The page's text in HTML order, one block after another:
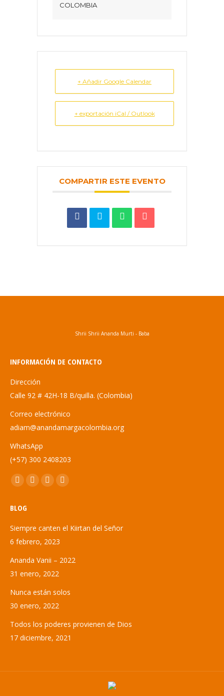
COLOMBIA
+ Añadir Google Calendar
+ exportación iCal / Outlook
COMPARTIR ESTE EVENTO
Shrii Shrii Ananda Murti - Baba
INFORMACIÓN DE CONTACTO
Dirección
Calle 92 # 42H-18 B/quilla. (Colombia)
Correo electrónico
adiam@anandamargacolombia.org
WhatsApp
(+57) 300 2408203
Encuéntranos en:
Abrir
en
una
nueva
Abrir
una
nueva
Abrir
una
nueva
Abrir
una
BLOG
Siempre canten el Kiirtan del Señor
6 febrero, 2023
Ananda Vanii – 2022
31 enero, 2022
Nunca están solos
30 enero, 2022
Todos los poderes provienen de Dios
17 diciembre, 2021